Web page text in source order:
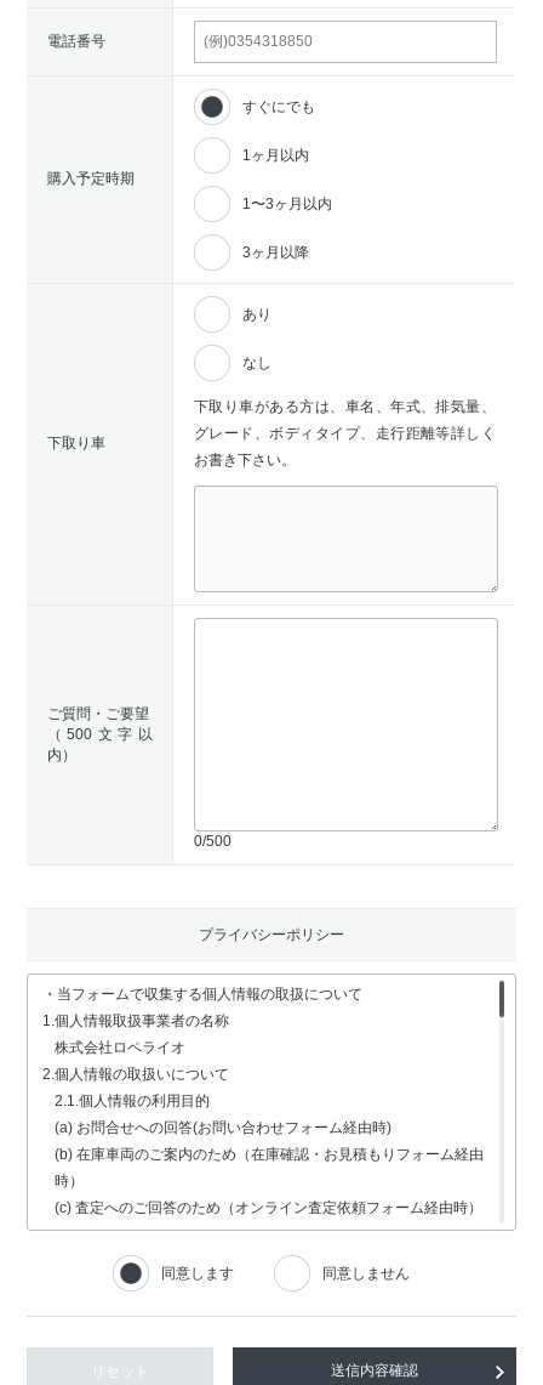
電話番号
購入予定時期
すぐにでも
1ヶ月以内
1〜3ヶ月以内
3ヶ月以降
下取り車
あり
なし
下取り車がある方は、車名、年式、排気量、
グレード、ボディタイプ、走行距離等詳しく
お書き下さい。
ご質問・ご要望
（500文字以
内）
0/500
プライバシーポリシー
・当フォームで収集する個人情報の取扱について
1.個人情報取扱事業者の名称
株式会社ロペライオ
2.個人情報の取扱いについて
2.1.個人情報の利用目的
(a) お問合せへの回答(お問い合わせフォーム経由時)
(b) 在庫車両のご案内のため（在庫確認・お見積もりフォーム経由
時）
(c) 査定へのご回答のため（オンライン査定依頼フォーム経由時）
(d) 車検・修理関連の回答のため（車検・修理の受付フォーム経由
(e) 採用選考業務（採用情報フォーム経由時）
2.2.個人情報の取扱いの委託
情報の安全管理が図られるよう、充分な保護水準を備えている委託
同意します 同意しません
リセット